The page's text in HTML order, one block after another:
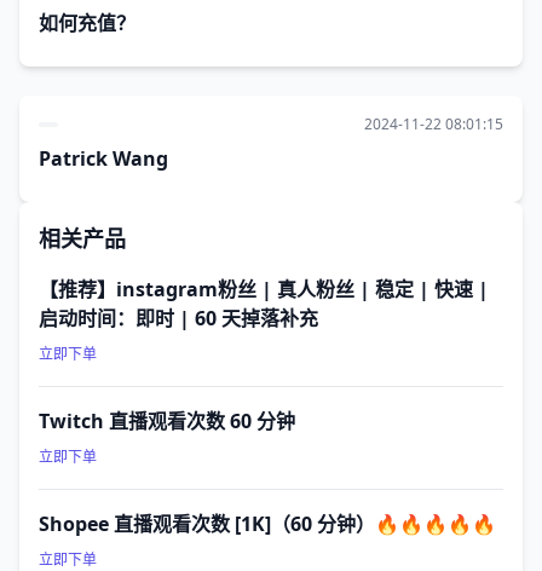
如何充值？
2024-11-22 08:01:15
Patrick Wang
相关产品
【推荐】instagram粉丝 | 真人粉丝 | 稳定 | 快速 |
启动时间：即时 | 60 天掉落补充
立即下单
Twitch 直播观看次数 60 分钟
立即下单
Shopee 直播观看次数 [1K]（60 分钟）🔥🔥🔥🔥🔥
立即下单